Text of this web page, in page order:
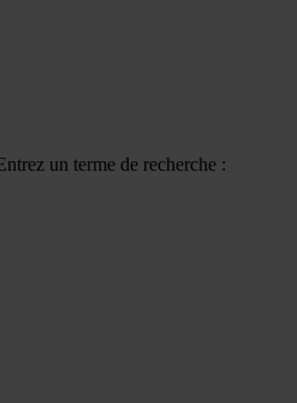
un terme de recherche :